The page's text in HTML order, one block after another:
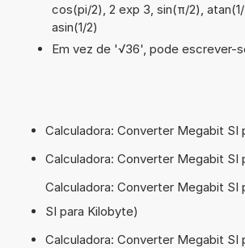
cos(pi/2), 2 exp 3, sin(π/2),
asin(1/2)
Em vez de '√36', pode escrever-
Calculadora: Converter Megabit SI
Calculadora: Converter Megabit SI
Calculadora: Converter Megabit SI
SI para Kilobyte)
Calculadora: Converter Megabit SI